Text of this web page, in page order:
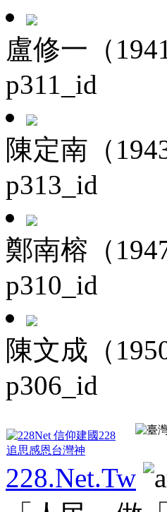
盧修一（
p311_id
陳定南（
p313_id
鄭南榕（
p310_id
陳文成（
p306_id
228.Net.Tw